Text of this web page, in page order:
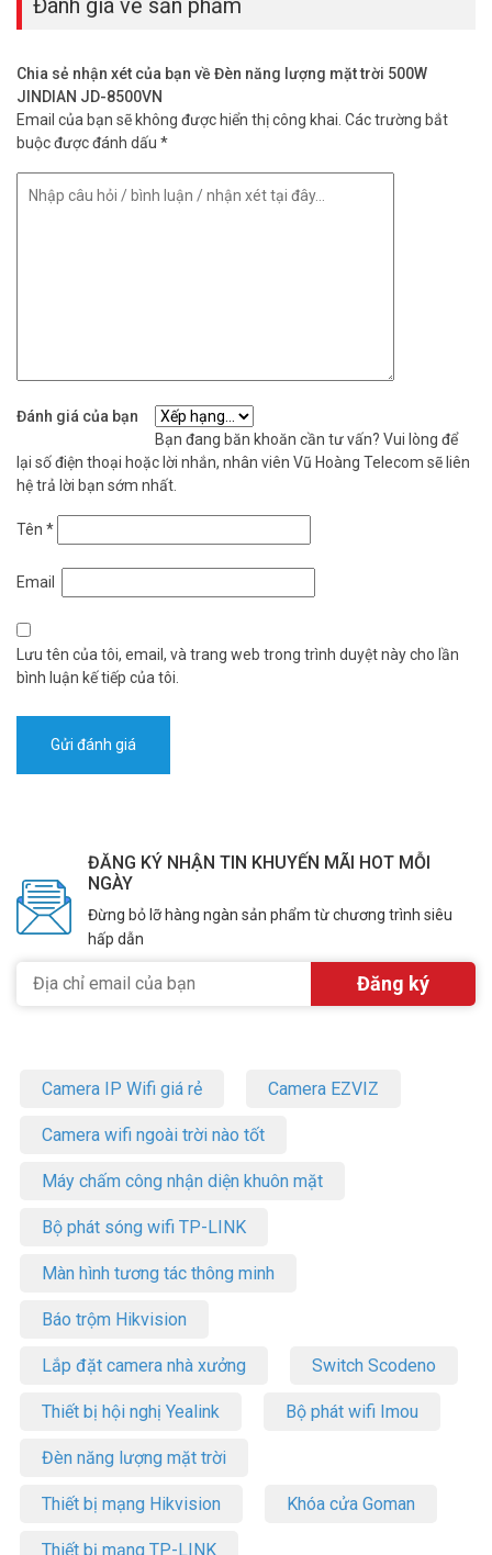
độ bền cao lâu dài. Chip LED tuổi thọ 50.000 giờ giúp dùng bền, ít
mà không cần leo trèo. Chuẩn chống nước IP67 chịu được mưa
nắng khắc nghiệt ngoài trời. Liên hệ Vũ Hoàng Telecom ngay để lắp
đèn JINDIAN JD-8500VN cho công trình của bạn. Tham khảo thêm
thông tin tạiFacebook Vuhoangtelecomnhé.
Chia sẻ nhận xét của bạn về Đèn năng lượng mặt trời 500W
JINDIAN JD-8500VN
Email của bạn sẽ không được hiển thị công khai. Các trường bắt
buộc được đánh dấu *
Đánh giá của bạn
Bạn đang băn khoăn cần tư vấn? Vui lòng để
lại số điện thoại hoặc lời nhắn, nhân viên Vũ Hoàng Telecom sẽ liên
hệ trả lời bạn sớm nhất.
Tên *
Email
Lưu tên của tôi, email, và trang web trong trình duyệt này cho lần
bình luận kế tiếp của tôi.
ĐĂNG KÝ NHẬN TIN KHUYẾN MÃI HOT MỖI
NGÀY
Đừng bỏ lỡ hàng ngàn sản phẩm từ chương trình siêu
hấp dẫn
Camera IP Wifi giá rẻ Camera EZVIZ
Camera wifi ngoài trời nào tốt
Máy chấm công nhận diện khuôn mặt
Bộ phát sóng wifi TP-LINK
Màn hình tương tác thông minh
Báo trộm Hikvision
Lắp đặt camera nhà xưởng Switch Scodeno
Thiết bị hội nghị Yealink Bộ phát wifi Imou
Đèn năng lượng mặt trời
Thiết bị mạng Hikvision Khóa cửa Goman
Thiết bị mạng TP-LINK